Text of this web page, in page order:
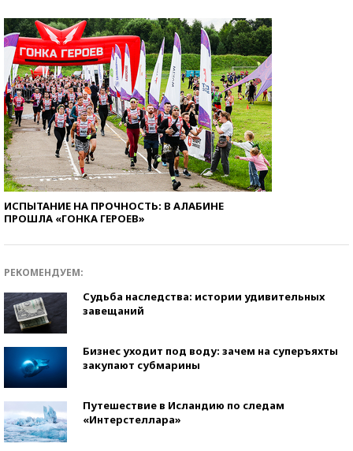
ИСПЫТАНИЕ НА ПРОЧНОСТЬ: В АЛАБИНЕ
ПРОШЛА «ГОНКА ГЕРОЕВ»
РЕКОМЕНДУЕМ:
Судьба наследства: истории удивительных
завещаний
Бизнес уходит под воду: зачем на суперъяхты
закупают субмарины
Путешествие в Исландию по следам
«Интерстеллара»